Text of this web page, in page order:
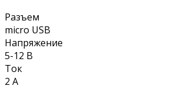
Разъем
micro USB
Напряжение
5-12 В
Ток
2 А